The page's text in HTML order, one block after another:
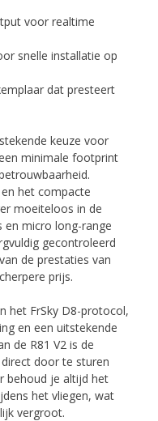
voor realtime
snelle installatie op
dat presteert
keuze voor
minimale footprint
het compacte
moeiteloos in de
en micro long-range
gecontroleerd
de prestaties van
prijs.
het FrSky D8-protocol,
en een uitstekende
de R81 V2 is de
door te sturen
behoud je altijd het
het vliegen, wat
vergroot.